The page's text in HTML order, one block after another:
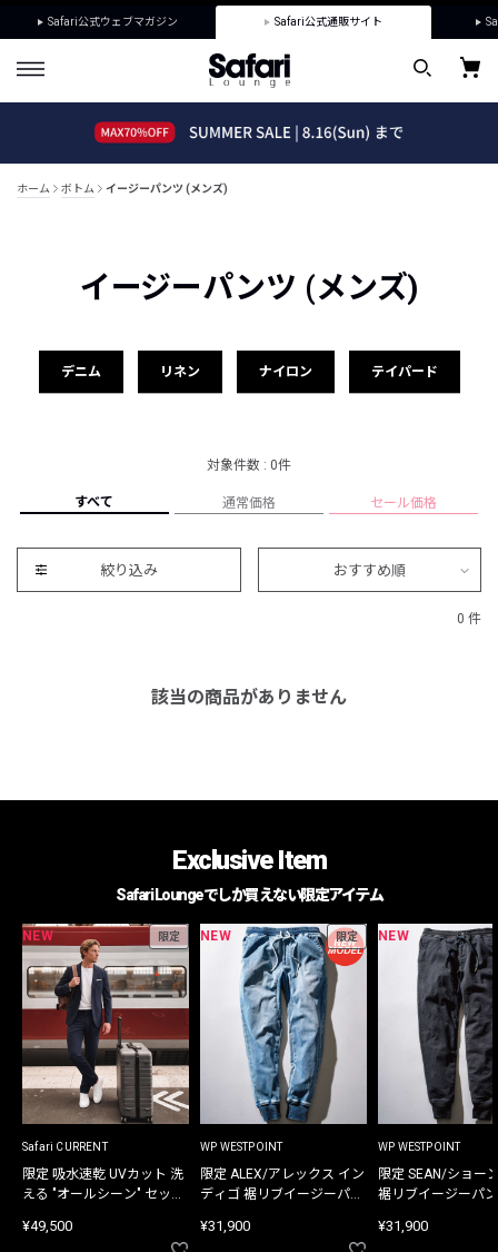
Safari公式ウェブマガジン Safari公式通販サイト
ホーム ボトム イージーパンツ (メンズ)
イージーパンツ (メンズ)
デニム リネン ナイロン テイパード
対象件数 : 0件
すべて 通常価格 セール価格
絞り込み おすすめ順
0 件
該当の商品がありません
Exclusive Item
Safari Loungeでしか買えない限定アイテム
NEW 限定
Safari CURRENT
限定 吸水速乾 UVカット 洗
える "オールシーン" セット
¥49,500
NEW 限定
WP WESTPOINT
限定 ALEX/アレックス イン
ディゴ 裾リブイージーパン
¥31,900
NEW
WP WESTPOINT
限定 SEAN/ショー
裾リブイージーパ
¥31,900